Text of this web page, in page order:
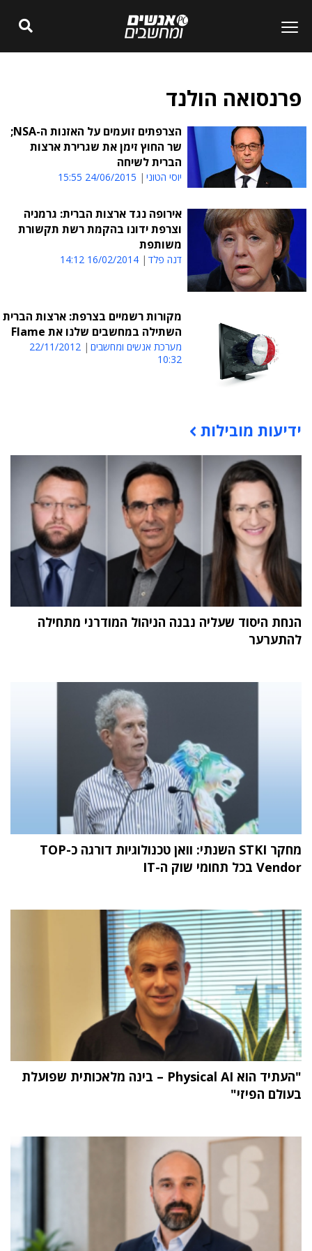
פרנסואה הולנד
הצרפתים זועמים על האזנות ה-NSA;
שר החוץ זימן את שגרירת ארצות
הברית לשיחה
יוסי הטוני 24/06/2015 15:55
אירופה נגד ארצות הברית: גרמניה
וצרפת ידונו בהקמת רשת תקשורת
משותפת
דנה פלד 16/02/2014 14:12
מקורות רשמיים בצרפת: ארצות הברית
השתילה במחשבים שלנו את Flame
מערכת אנשים ומחשבים
22/11/2012
10:32
תוכן פרסומי
ידיעות מובילות
הנחת היסוד שעליה נבנה הניהול המודרני מתחילה
להתערער
מחקר STKI השנתי: וואן טכנולוגיות דורגה כ-TOP
Vendor בכל תחומי שוק ה-IT
"העתיד הוא Physical AI – בינה מלאכותית שפועלת
בעולם הפיזי"